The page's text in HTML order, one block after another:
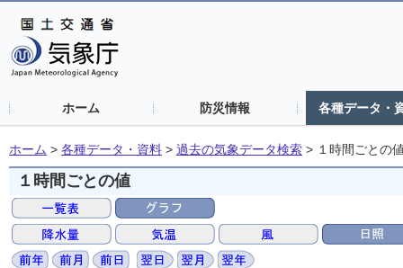
ホーム 防災情報 各種データ・
ホーム > 各種データ・資料 > 過去の気象データ検索 > １時間ごとの
１時間ごとの値